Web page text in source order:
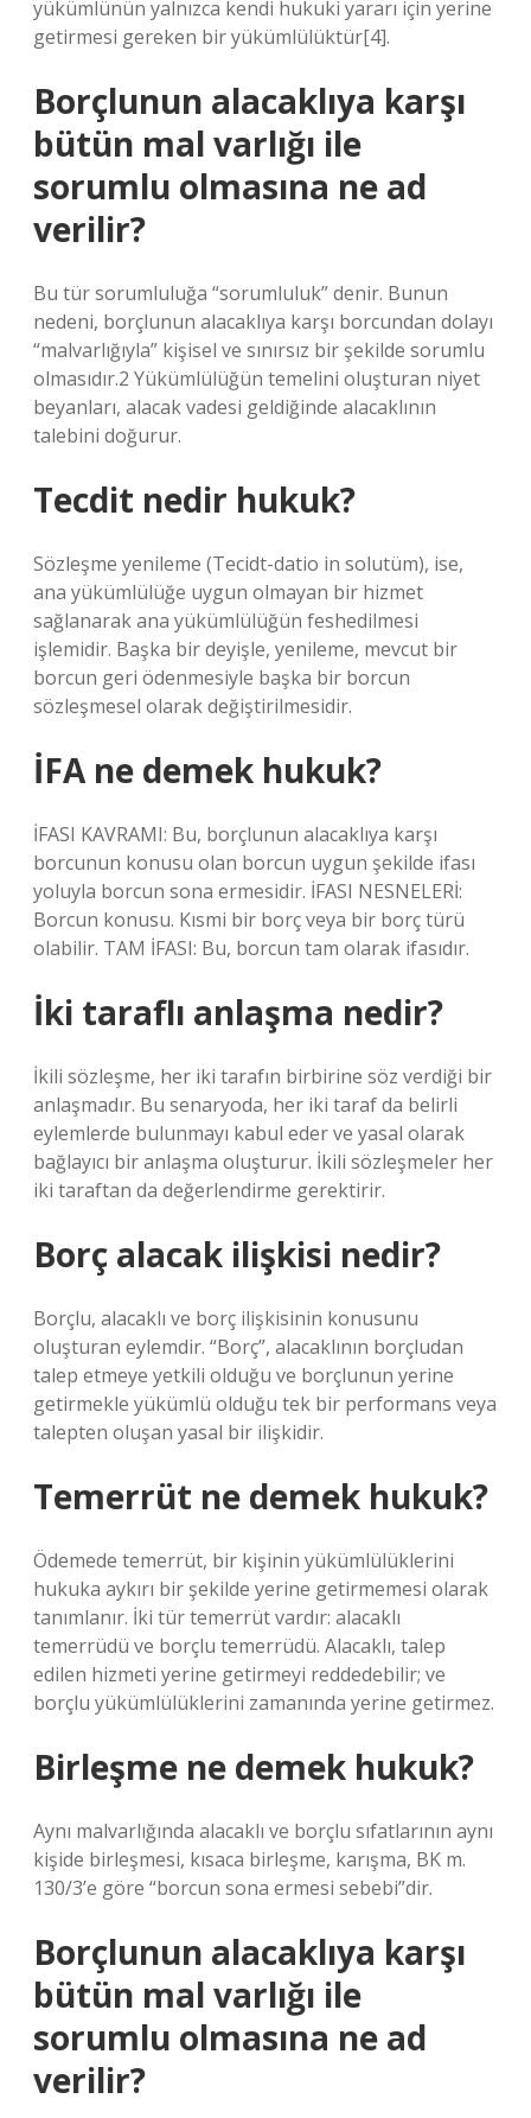
yükümlünün yalnızca kendi hukuki yararı için yerine
getirmesi gereken bir yükümlülüktür[4].
Borçlunun alacaklıya karşı
bütün mal varlığı ile
sorumlu olmasına ne ad
verilir?
Bu tür sorumluluğa “sorumluluk” denir. Bunun
nedeni, borçlunun alacaklıya karşı borcundan dolayı
“malvarlığıyla” kişisel ve sınırsız bir şekilde sorumlu
olmasıdır.2 Yükümlülüğün temelini oluşturan niyet
beyanları, alacak vadesi geldiğinde alacaklının
talebini doğurur.
Tecdit nedir hukuk?
Sözleşme yenileme (Tecidt-datio in solutüm), ise,
ana yükümlülüğe uygun olmayan bir hizmet
sağlanarak ana yükümlülüğün feshedilmesi
işlemidir. Başka bir deyişle, yenileme, mevcut bir
borcun geri ödenmesiyle başka bir borcun
sözleşmesel olarak değiştirilmesidir.
İFA ne demek hukuk?
İFASI KAVRAMI: Bu, borçlunun alacaklıya karşı
borcunun konusu olan borcun uygun şekilde ifası
yoluyla borcun sona ermesidir. İFASI NESNELERİ:
Borcun konusu. Kısmi bir borç veya bir borç türü
olabilir. TAM İFASI: Bu, borcun tam olarak ifasıdır.
İki taraflı anlaşma nedir?
İkili sözleşme, her iki tarafın birbirine söz verdiği bir
anlaşmadır. Bu senaryoda, her iki taraf da belirli
eylemlerde bulunmayı kabul eder ve yasal olarak
bağlayıcı bir anlaşma oluşturur. İkili sözleşmeler her
iki taraftan da değerlendirme gerektirir.
Borç alacak ilişkisi nedir?
Borçlu, alacaklı ve borç ilişkisinin konusunu
oluşturan eylemdir. “Borç”, alacaklının borçludan
talep etmeye yetkili olduğu ve borçlunun yerine
getirmekle yükümlü olduğu tek bir performans veya
talepten oluşan yasal bir ilişkidir.
Temerrüt ne demek hukuk?
Ödemede temerrüt, bir kişinin yükümlülüklerini
hukuka aykırı bir şekilde yerine getirmemesi olarak
tanımlanır. İki tür temerrüt vardır: alacaklı
temerrüdü ve borçlu temerrüdü. Alacaklı, talep
edilen hizmeti yerine getirmeyi reddedebilir; ve
borçlu yükümlülüklerini zamanında yerine getirmez.
Birleşme ne demek hukuk?
Aynı malvarlığında alacaklı ve borçlu sıfatlarının aynı
kişide birleşmesi, kısaca birleşme, karışma, BK m.
130/3’e göre “borcun sona ermesi sebebi”dir.
Borçlunun alacaklıya karşı
bütün mal varlığı ile
sorumlu olmasına ne ad
verilir?